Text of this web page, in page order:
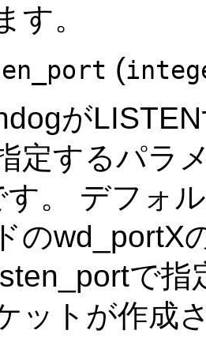
す。
(
が
定するパラ
す。 デフォ
のwd_portX
で指
ットが作成